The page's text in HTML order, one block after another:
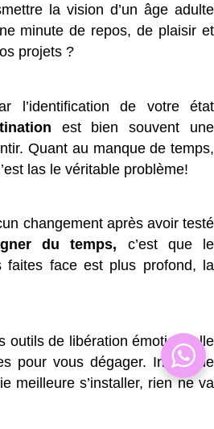
la vision d’un âge adulte
minute de repos, de plaisir et
projets ?
l’identification de votre état
est bien souvent une
Quant au manque de temps,
las le véritable problème!
changement après avoir testé
du temps, c’est que le
faites face est plus profond, la
outils de libération émotionnelle
pour vous dégager. Inutile de
meilleure s’installer, rien ne va